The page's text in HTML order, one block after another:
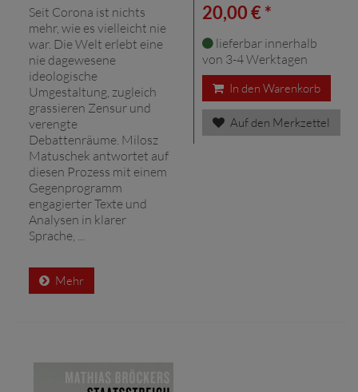
Seit Corona ist nichts
mehr, wie es vielleicht nie
war. Die Welt erlebt eine
nie dagewesene
ideologische
Umgestaltung, zugleich
grassieren Zensur und
verengte
Debattenräume. Milosz
Matuschek antwortet auf
diesen Prozess mit einem
Gegenprogramm
engagierter Texte und
Analysen in klarer
Sprache, ...
Mehr
20,00 € *
lieferbar innerhalb
von 3-4 Werktagen
In den Warenkorb
Auf den Merkzettel